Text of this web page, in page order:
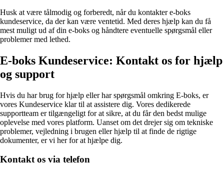
Husk at være tålmodig og forberedt, når du kontakter e-boks
kundeservice, da der kan være ventetid. Med deres hjælp kan du få
mest muligt ud af din e-boks og håndtere eventuelle spørgsmål eller
problemer med lethed.
E-boks Kundeservice: Kontakt os for hjælp
og support
Hvis du har brug for hjælp eller har spørgsmål omkring E-boks, er
vores Kundeservice klar til at assistere dig. Vores dedikerede
supportteam er tilgængeligt for at sikre, at du får den bedst mulige
oplevelse med vores platform. Uanset om det drejer sig om tekniske
problemer, vejledning i brugen eller hjælp til at finde de rigtige
dokumenter, er vi her for at hjælpe dig.
Kontakt os via telefon